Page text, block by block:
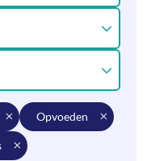
opvoeden